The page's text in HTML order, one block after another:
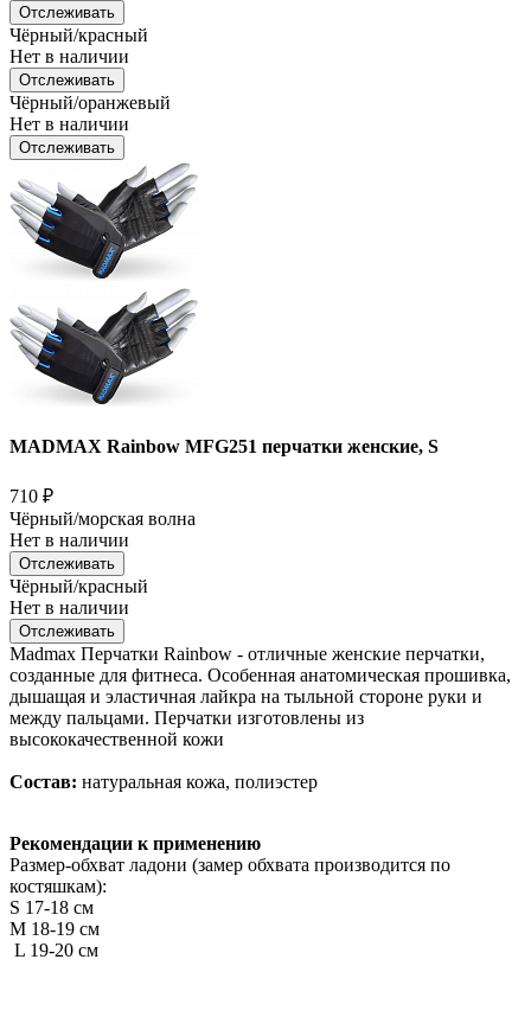
Отслеживать
Чёрный/красный
Нет в наличии
Отслеживать
Чёрный/оранжевый
Нет в наличии
Отслеживать
MADMAX Rainbow MFG251 перчатки женские, S
710 ₽
Чёрный/морская волна
Нет в наличии
Отслеживать
Чёрный/красный
Нет в наличии
Отслеживать
Madmax Перчатки Rainbow - отличные женские перчатки,
созданные для фитнеса. Особенная анатомическая прошивка,
дышащая и эластичная лайкра на тыльной стороне руки и
между пальцами. Перчатки изготовлены из
высококачественной кожи
Состав: натуральная кожа, полиэстер
Рекомендации к применению
Размер-обхват ладони (замер обхвата производится по
костяшкам):
S 17-18 см
M 18-19 см
L 19-20 см